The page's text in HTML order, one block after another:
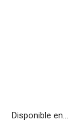
Disponible en...